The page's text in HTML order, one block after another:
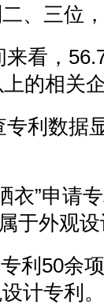
、三位
来看，
的相关
专利数据
衣”申请
于外观
专利50余
计专利。